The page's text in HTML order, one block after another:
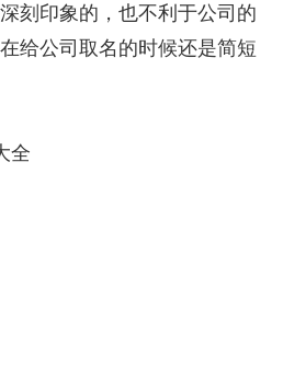
刻印象的，也不利于公司的
给公司取名的时候还是简短
全